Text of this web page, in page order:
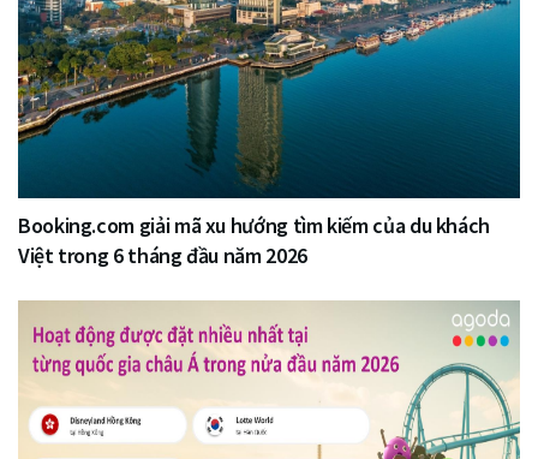
Booking.com giải mã xu hướng tìm kiếm của du khách
Việt trong 6 tháng đầu năm 2026